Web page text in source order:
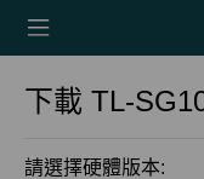
下載 TL-
請選擇硬體版本: